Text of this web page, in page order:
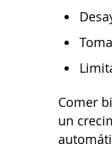
Comer
un